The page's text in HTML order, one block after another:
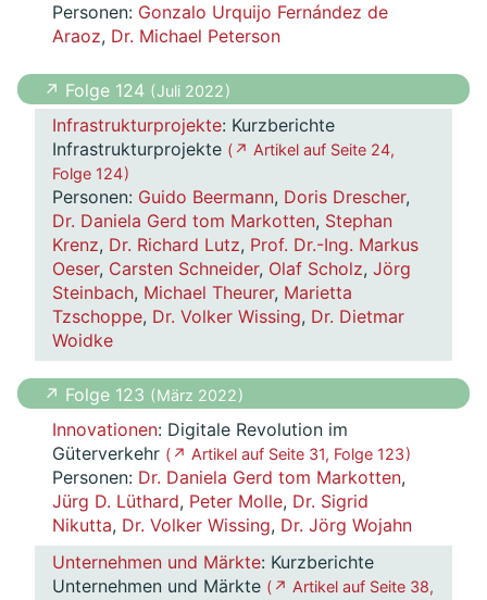
Personen: Gonzalo Urquijo Fernández de
Araoz, Dr. Michael Peterson
↗ Folge 124 ( Juli 2022 )
Infrastrukturprojekte: Kurzberichte
Infrastrukturprojekte ( ↗ Artikel auf Seite 24,
Folge 124 )
Personen: Guido Beermann, Doris Drescher,
Dr. Daniela Gerd tom Markotten, Stephan
Krenz, Dr. Richard Lutz, Prof. Dr.-Ing. Markus
Oeser, Carsten Schneider, Olaf Scholz, Jörg
Steinbach, Michael Theurer, Marietta
Tzschoppe, Dr. Volker Wissing, Dr. Dietmar
Woidke
↗ Folge 123 ( März 2022 )
Innovationen: Digitale Revolution im
Güterverkehr ( ↗ Artikel auf Seite 31, Folge 123 )
Personen: Dr. Daniela Gerd tom Markotten,
Jürg D. Lüthard, Peter Molle, Dr. Sigrid
Nikutta, Dr. Volker Wissing, Dr. Jörg Wojahn
Unternehmen und Märkte: Kurzberichte
Unternehmen und Märkte ( ↗ Artikel auf Seite 38,